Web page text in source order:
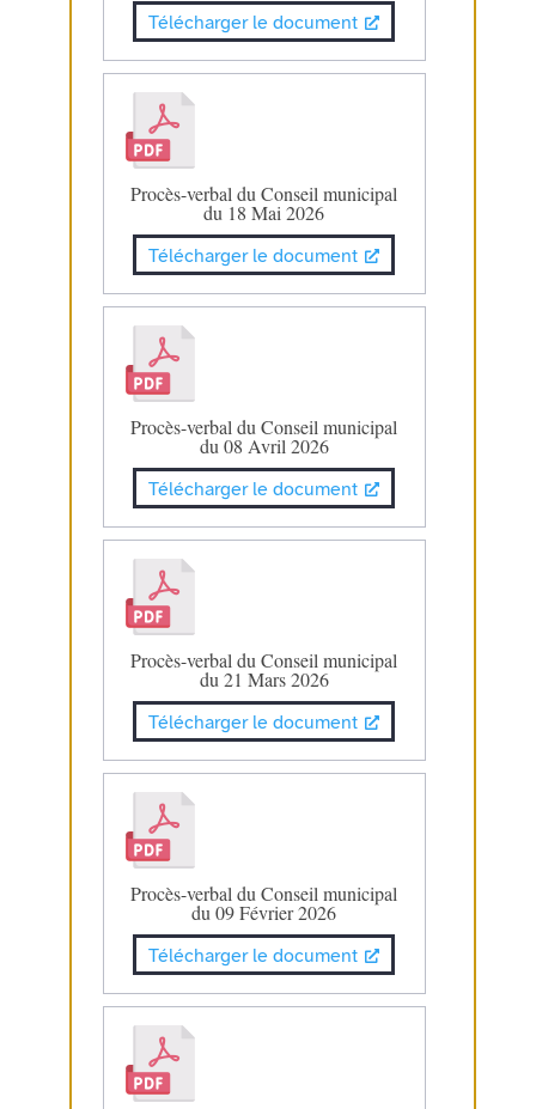
Télécharger le document
Procès-verbal du Conseil municipal
du 18 Mai 2026
Télécharger le document
Procès-verbal du Conseil municipal
du 08 Avril 2026
Télécharger le document
Procès-verbal du Conseil municipal
du 21 Mars 2026
Télécharger le document
Procès-verbal du Conseil municipal
du 09 Février 2026
Télécharger le document